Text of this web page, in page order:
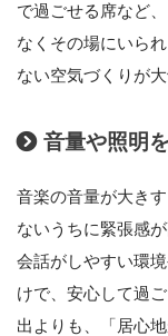
で過ごせる席など
なくその場にいら
ない空気づくりが大
音量や照明
音楽の音量が大き
ないうちに緊張感
会話がしやすい環
けで、安心して過
出よりも、「居心